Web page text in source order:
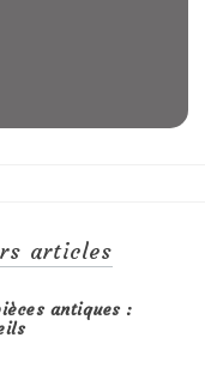
articles
antiques :